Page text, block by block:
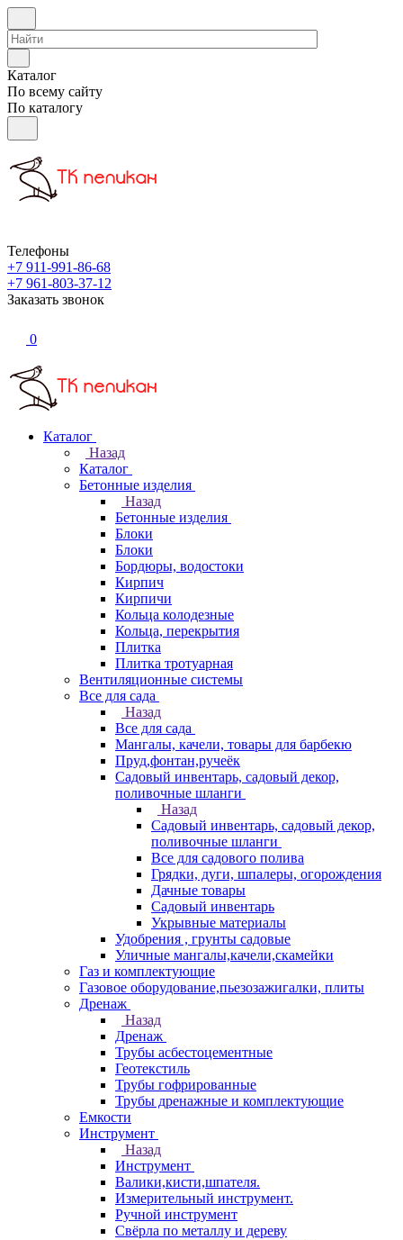
Каталог
По всему сайту
По каталогу
Телефоны
+7 911-991-86-68
+7 961-803-37-12
Заказать звонок
0
Каталог
Назад
Каталог
Бетонные изделия
Назад
Бетонные изделия
Блоки
Блоки
Бордюры, водостоки
Кирпич
Кирпичи
Кольца колодезные
Кольца, перекрытия
Плитка
Плитка тротуарная
Вентиляционные системы
Все для сада
Назад
Все для сада
Мангалы, качели, товары для барбекю
Пруд,фонтан,ручеёк
Садовый инвентарь, садовый декор,
поливочные шланги
Назад
Садовый инвентарь, садовый декор,
поливочные шланги
Все для садового полива
Грядки, дуги, шпалеры, огорождения
Дачные товары
Садовый инвентарь
Укрывные материалы
Удобрения , грунты садовые
Уличные мангалы,качели,скамейки
Газ и комплектующие
Газовое оборудование,пьезозажигалки, плиты
Дренаж
Назад
Дренаж
Трубы асбестоцементные
Геотекстиль
Трубы гофрированные
Трубы дренажные и комплектующие
Емкости
Инструмент
Назад
Инструмент
Валики,кисти,шпателя.
Измерительный инструмент.
Ручной инструмент
Свёрла по металлу и дереву